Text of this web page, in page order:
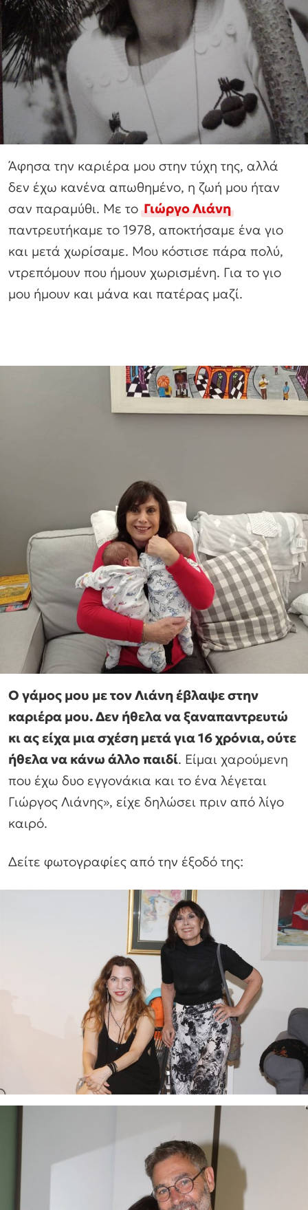
Άφησα την καριέρα μου στην τύχη της, αλλά
δεν έχω κανένα απωθημένο, η ζωή μου ήταν
σαν παραμύθι. Με τοΓιώργο Λιάνη
παντρευτήκαμε το 1978, αποκτήσαμε ένα γιο
και μετά χωρίσαμε. Μου κόστισε πάρα πολύ,
ντρεπόμουν που ήμουν χωρισμένη. Για το γιο
μου ήμουν και μάνα και πατέρας μαζί.
Ο γάμος μου με τον Λιάνη έβλαψε στην
καριέρα μου. Δεν ήθελα να ξαναπαντρευτώ
κι ας είχα μια σχέση μετά για 16 χρόνια, ούτε
ήθελα να κάνω άλλο παιδί. Είμαι χαρούμενη
που έχω δυο εγγονάκια και το ένα λέγεται
Γιώργος Λιάνης», είχε δηλώσει πριν από λίγο
καιρό.
Δείτε φωτογραφίες από την έξοδό της: